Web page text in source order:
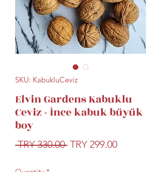
SKU: KabukluCeviz
Elvin Gardens Kabuklu
Ceviz - İnce kabuk büyük
boy
TRY 330.00 Regular
TRY 299.00Sale
Quantity *